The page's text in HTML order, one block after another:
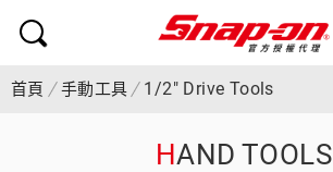
首頁 手動工具 1/2" Drive Tools
HAND TOOLS